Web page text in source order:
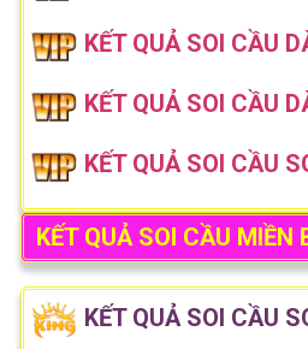
KẾT QUẢ SOI CẦU
KẾT QUẢ SOI CẦU
KẾT QUẢ SOI CẦU
KẾT QUẢ SOI CẦU MIỀN
KẾT QUẢ SOI CẦU